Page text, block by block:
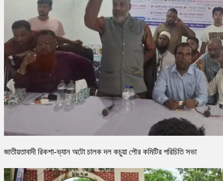
জাতীয়তাবাদী রিকশা-ভ্যান অটো চালক দল কচুয়া পৌর কমিটির পরিচিতি সভা